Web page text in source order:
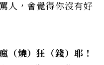
人，會覺得你沒有好
（燒）狂（錢）耶！